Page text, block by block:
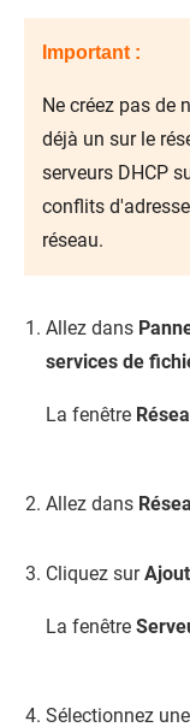
Important :
Ne créez pas de
déjà un sur le
serveurs DHCP
conflits
réseau.
Allez dans
services de
La fenêtre
Allez dans
Cliquez sur
La fenêtre
Sélectionnez